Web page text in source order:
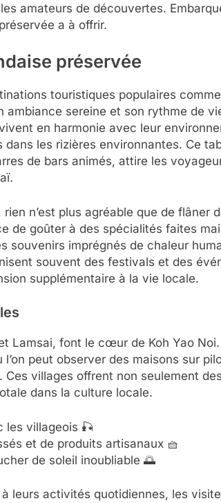
amateurs de découvertes.
a à offrir.
préservée
touristiques populaires
ambiance sereine et son rythme de
en harmonie avec leur
les rizières environnantes. Ce
de bars animés, attire les
n’est plus agréable que de flâner
de goûter à des spécialités faites
souvenirs imprégnés de chaleur
souvent des festivals et des
supplémentaire à la vie locale.
Lamsai, font le cœur de Koh Yao Noi.
peut observer des maisons sur
villages offrent non seulement
dans la culture locale.
les villageois 🎣
et de produits artisanaux 🧺
de soleil inoubliable 🌅
leurs activités quotidiennes, les